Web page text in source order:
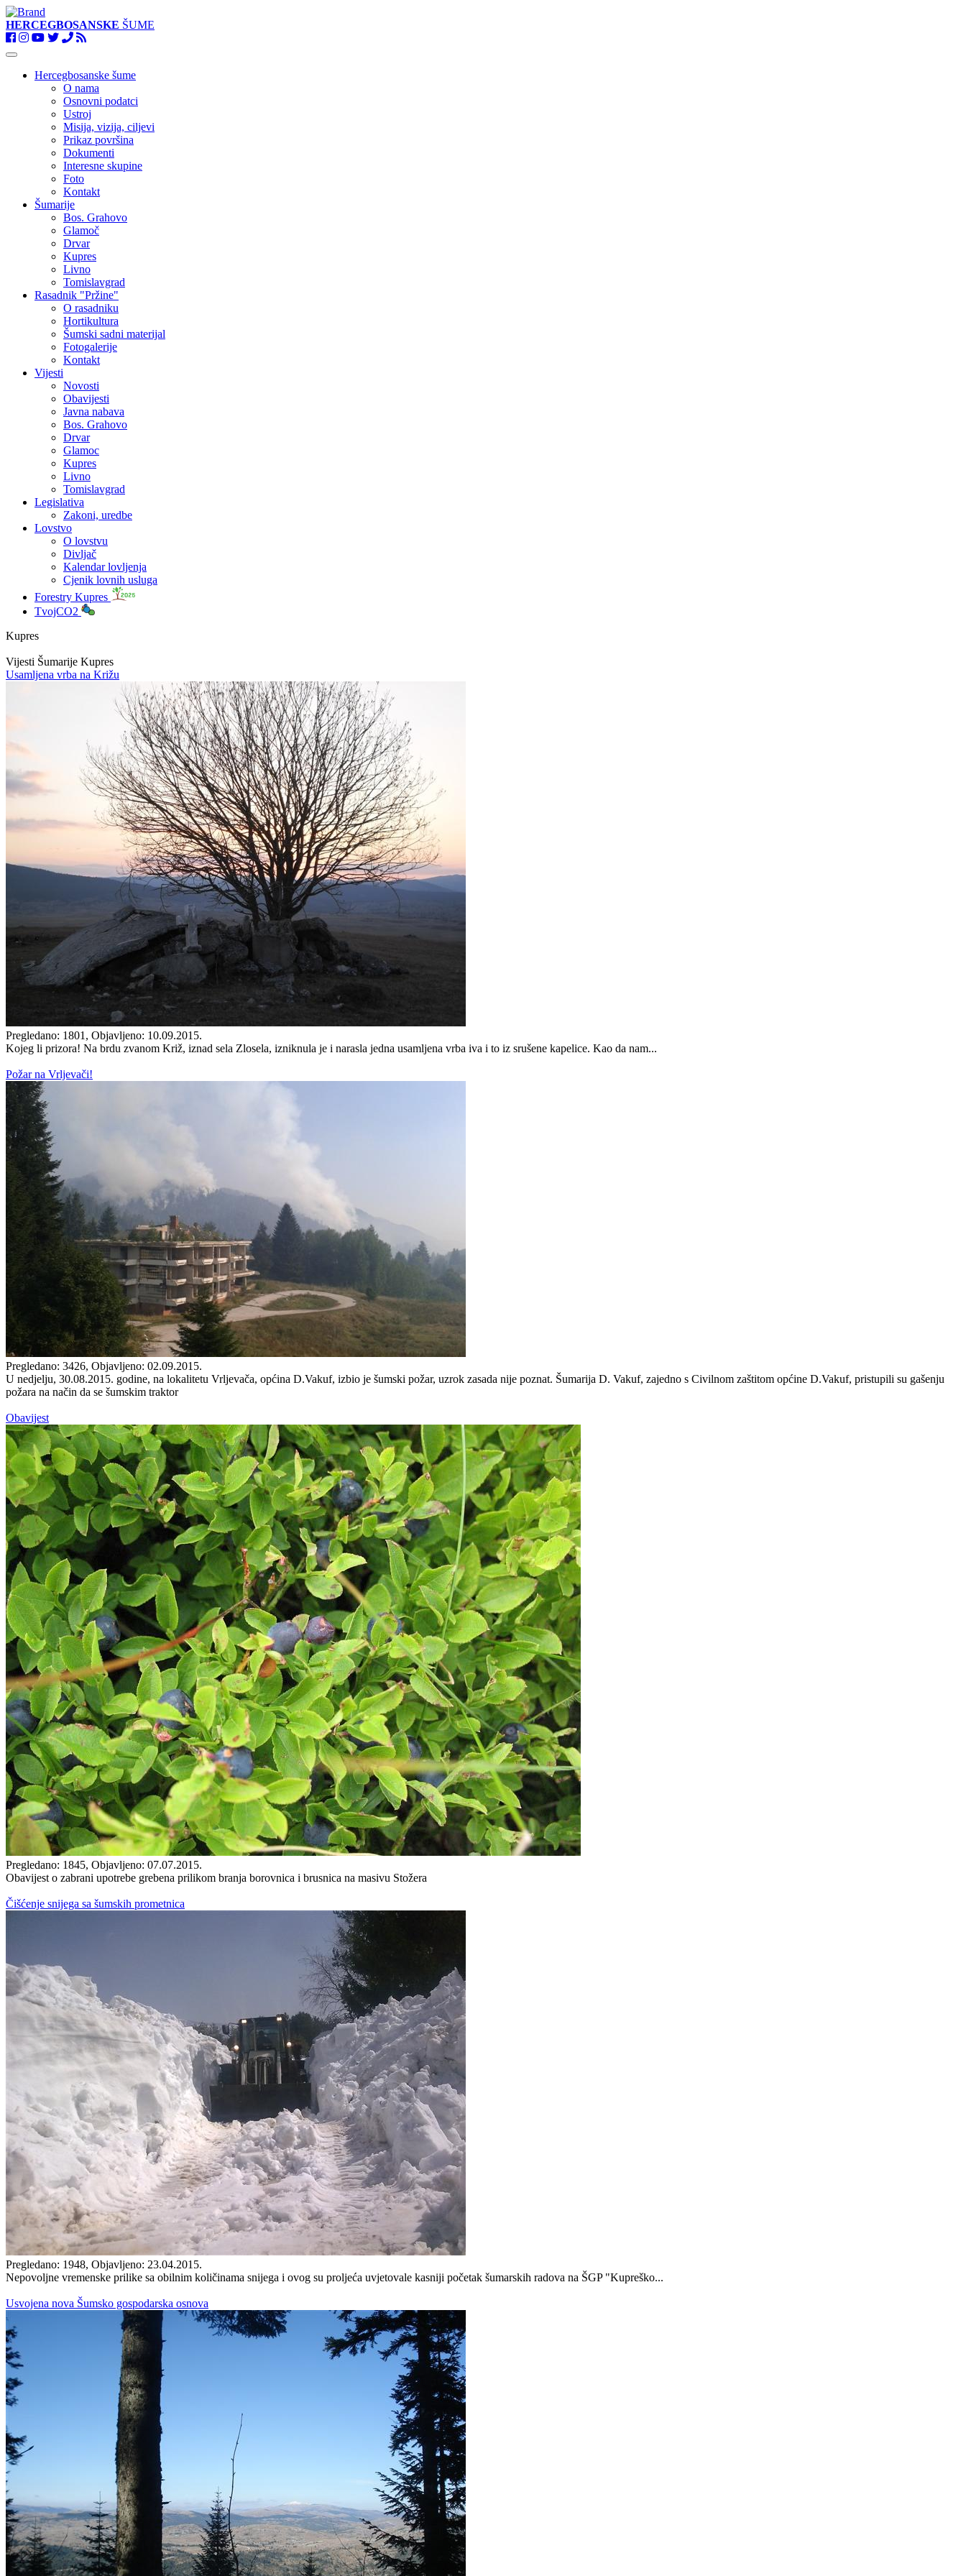
HERCEGBOSANSKE ŠUME
Toggle
navigationHercegbosanske šume
O nama
Osnovni podatci
Ustroj
Misija, vizija, ciljevi
Prikaz površina
Dokumenti
Interesne skupine
Foto
Kontakt
Šumarije
Bos. Grahovo
Glamoč
Drvar
Kupres
Livno
Tomislavgrad
Rasadnik "Pržine"
O rasadniku
Hortikultura
Šumski sadni materijal
Fotogalerije
Kontakt
Vijesti
Novosti
Obavijesti
Javna nabava
Bos. Grahovo
Drvar
Glamoc
Kupres
Livno
Tomislavgrad
Legislativa
Zakoni, uredbe
Lovstvo
O lovstvu
Divljač
Kalendar lovljenja
Cjenik lovnih usluga
Forestry Kupres
TvojCO2
Kupres
Vijesti Šumarije Kupres
Usamljena vrba na Križu
Pregledano: 1801, Objavljeno: 10.09.2015.
Kojeg li prizora! Na brdu zvanom Križ, iznad sela Zlosela, izniknula je i narasla jedna usamljena vrba iva i to iz srušene kapelice. Kao da nam...
Požar na Vrljevači!
Pregledano: 3426, Objavljeno: 02.09.2015.
U nedjelju, 30.08.2015. godine, na lokalitetu Vrljevača, općina D.Vakuf, izbio je šumski požar, uzrok zasada nije poznat. Šumarija D. Vakuf, zajedno s Civilnom zaštitom općine D.Vakuf, pristupili su gašenju
požara na način da se šumskim traktor
Obavijest
Pregledano: 1845, Objavljeno: 07.07.2015.
Obavijest o zabrani upotrebe grebena prilikom branja borovnica i brusnica na masivu Stožera
Čišćenje snijega sa šumskih prometnica
Pregledano: 1948, Objavljeno: 23.04.2015.
Nepovoljne vremenske prilike sa obilnim količinama snijega i ovog su proljeća uvjetovale kasniji početak šumarskih radova na ŠGP "Kupreško...
Usvojena nova Šumsko gospodarska osnova